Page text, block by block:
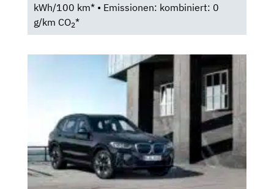
kWh/100 km* • Emissionen: kombiniert: 0
g/km CO2*